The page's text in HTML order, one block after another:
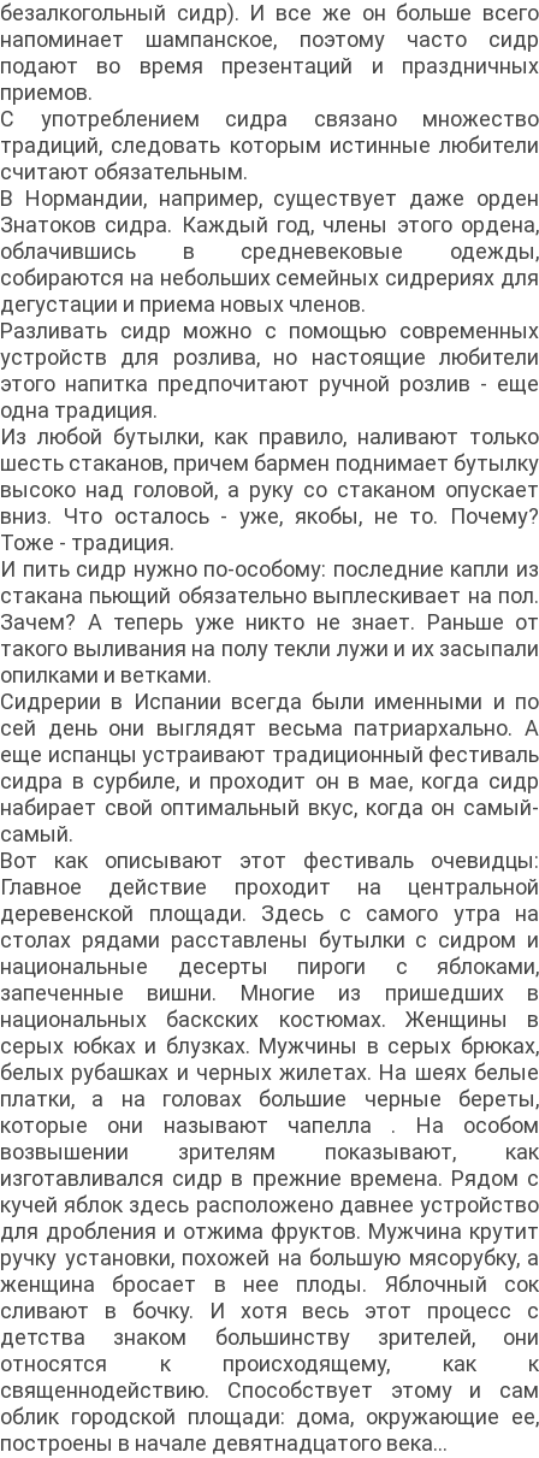
безалкогольный сидр). И все же он больше всего
напоминает шампанское, поэтому часто сидр
подают во время презентаций и праздничных
приемов.
С употреблением сидра связано множество
традиций, следовать которым истинные любители
считают обязательным.
В Нормандии, например, существует даже орден
Знатоков сидра. Каждый год, члены этого ордена,
облачившись в средневековые одежды,
собираются на небольших семейных сидрериях для
дегустации и приема новых членов.
Разливать сидр можно с помощью современных
устройств для розлива, но настоящие любители
этого напитка предпочитают ручной розлив - еще
одна традиция.
Из любой бутылки, как правило, наливают только
шесть стаканов, причем бармен поднимает бутылку
высоко над головой, а руку со стаканом опускает
вниз. Что осталось - уже, якобы, не то. Почему?
Тоже - традиция.
И пить сидр нужно по-особому: последние капли из
стакана пьющий обязательно выплескивает на пол.
Зачем? А теперь уже никто не знает. Раньше от
такого выливания на полу текли лужи и их засыпали
опилками и ветками.
Сидрерии в Испании всегда были именными и по
сей день они выглядят весьма патриархально. А
еще испанцы устраивают традиционный фестиваль
сидра в сурбиле, и проходит он в мае, когда сидр
набирает свой оптимальный вкус, когда он самый-
самый.
Вот как описывают этот фестиваль очевидцы:
Главное действие проходит на центральной
деревенской площади. Здесь с самого утра на
столах рядами расставлены бутылки с сидром и
национальные десерты пироги с яблоками,
запеченные вишни. Многие из пришедших в
национальных баскских костюмах. Женщины в
серых юбках и блузках. Мужчины в серых брюках,
белых рубашках и черных жилетах. На шеях белые
платки, а на головах большие черные береты,
которые они называют чапелла . На особом
возвышении зрителям показывают, как
изготавливался сидр в прежние времена. Рядом с
кучей яблок здесь расположено давнее устройство
для дробления и отжима фруктов. Мужчина крутит
ручку установки, похожей на большую мясорубку, а
женщина бросает в нее плоды. Яблочный сок
сливают в бочку. И хотя весь этот процесс с
детства знаком большинству зрителей, они
относятся к происходящему, как к
священнодействию. Способствует этому и сам
облик городской площади: дома, окружающие ее,
построены в начале девятнадцатого века...